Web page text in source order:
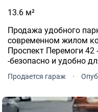
13.6 м²
Продажа удобного
современном жилом
Проспект Перемоги
-безопасно и удобно
Продается гараж ·